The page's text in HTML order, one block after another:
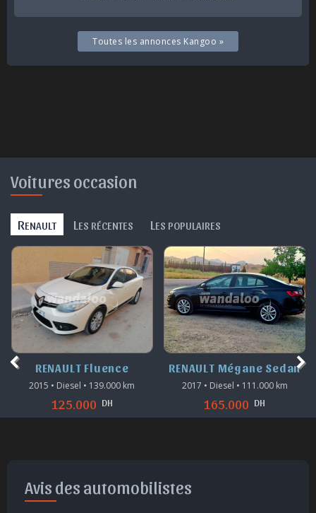
Toutes les annonces Kangoo »
Voitures occasion
RENAULT L ES RÉCENTES L ES POPULAIRES
RENAULT Mégane Sedan
2017 • Diesel • 111.000 km
165.000 DH
RENAULT Scénic
2008 • Diesel • 360.000 km
80.000 DH
Avis des automobilistes